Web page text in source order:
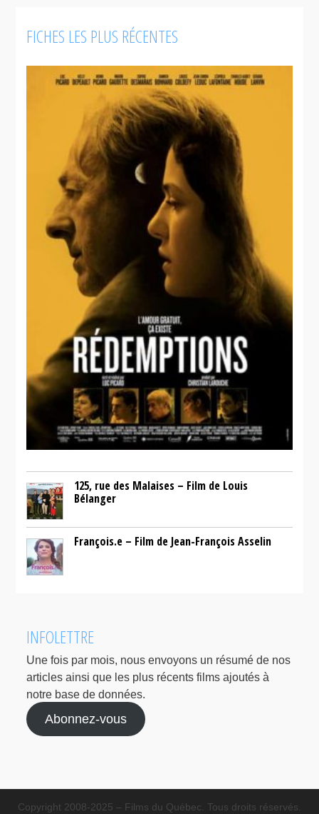
Le
gros Bill
FICHES LES PLUS RÉCENTES
125, rue des Malaises – Film de Louis
Bélanger
François.e – Film de Jean-François Asselin
INFOLETTRE
Une fois par mois, nous envoyons un résumé de nos
articles ainsi que les plus récents films ajoutés à
notre base de données.
Abonnez-vous
Copyright 2008-2025 – Films du Québec. Tous droits réservés.